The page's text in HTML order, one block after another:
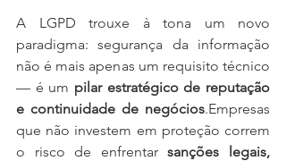
A LGPD trouxe à tona um novo
paradigma: segurança da informação
não é mais apenas um requisito técnico
— é um pilar estratégico de reputação
e continuidade de negócios.Empresas
que não investem em proteção correm
o risco de enfrentar sanções legais,